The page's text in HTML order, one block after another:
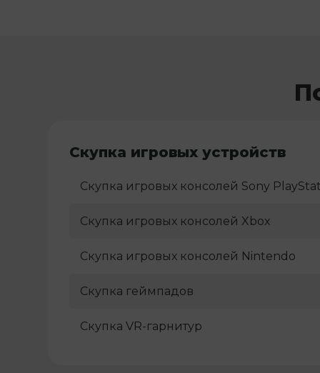
Скупка игровых устройств
Скупка игровых консолей Sony
Скупка игровых консолей Xbox
Скупка игровых консолей Nintendo
Скупка геймпадов
Скупка VR-гарнитур